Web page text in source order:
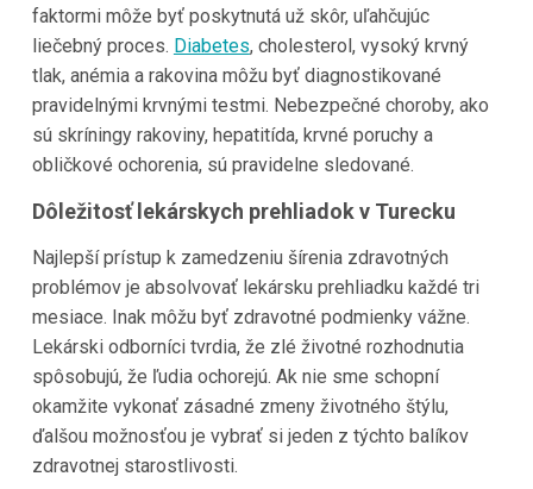
faktormi môže byť poskytnutá už skôr, uľahčujúc
liečebný proces. Diabetes, cholesterol, vysoký krvný
tlak, anémia a rakovina môžu byť diagnostikované
pravidelnými krvnými testmi. Nebezpečné choroby, ako
sú skríningy rakoviny, hepatitída, krvné poruchy a
obličkové ochorenia, sú pravidelne sledované.
Dôležitosť lekárskych prehliadok v Turecku
Najlepší prístup k zamedzeniu šírenia zdravotných
problémov je absolvovať lekársku prehliadku každé tri
mesiace. Inak môžu byť zdravotné podmienky vážne.
Lekárski odborníci tvrdia, že zlé životné rozhodnutia
spôsobujú, že ľudia ochorejú. Ak nie sme schopní
okamžite vykonať zásadné zmeny životného štýlu,
ďalšou možnosťou je vybrať si jeden z týchto balíkov
zdravotnej starostlivosti.